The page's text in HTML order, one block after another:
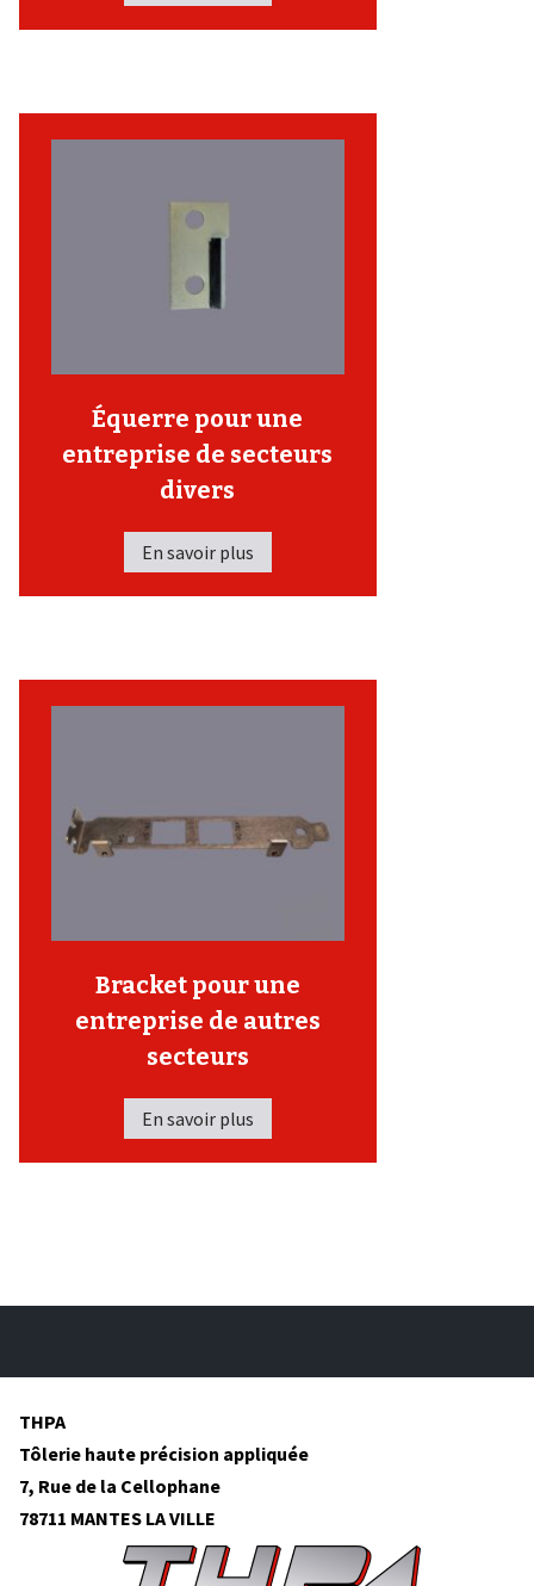
Équerre pour une
entreprise de secteurs
divers
En savoir plus
Bracket pour une
entreprise de autres
secteurs
En savoir plus
THPA
Tôlerie haute précision appliquée
7, Rue de la Cellophane
78711 MANTES LA VILLE